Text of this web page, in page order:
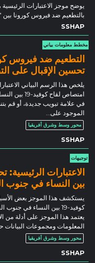
يوضح موجز الاعتبارات الرئيسية
بالتطعيم ضد فيروس كورونا بين
SSHAP
مخطط معلومات بياني
تحسين الإقبال على
يلخص هذا الرسم البياني
امتصاص لقاح
الموجود على...
محور وسط وشرق أفريقيا
SSHAP
توجيهات
بين النساء في جنوب
يستكشف هذا الموجز بعض
كوفيد-19 بين النساء في
يعتمد هذا الموجز على أدلة من
المعلومات ومجموعات البيانات
محور وسط وشرق أفريقيا
SSHAP